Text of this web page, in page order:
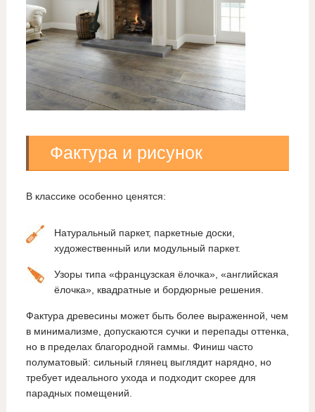
Фактура и рисунок
В классике особенно ценятся:
Натуральный паркет, паркетные доски,
художественный или модульный паркет.
Узоры типа «французская ёлочка», «английская
ёлочка», квадратные и бордюрные решения.
Фактура древесины может быть более выраженной, чем
в минимализме, допускаются сучки и перепады оттенка,
но в пределах благородной гаммы. Финиш часто
полуматовый: сильный глянец выглядит нарядно, но
требует идеального ухода и подходит скорее для
парадных помещений.